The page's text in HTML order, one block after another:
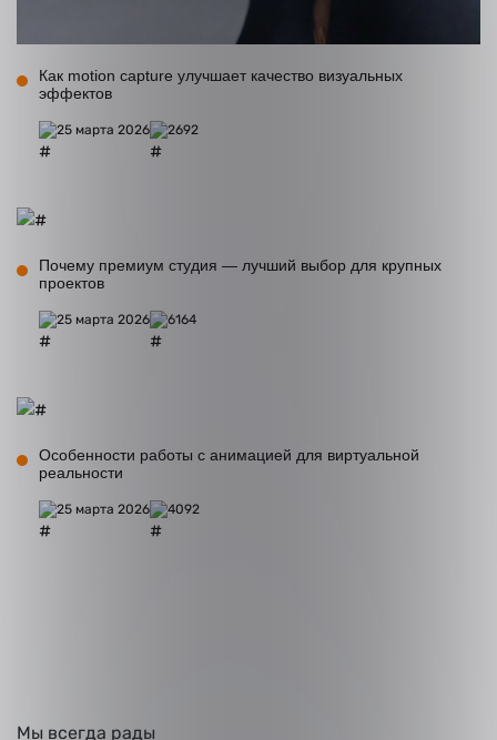
Как motion capture улучшает качество визуальных
эффектов
25 марта 2026 2692
Почему премиум студия — лучший выбор для крупных
проектов
25 марта 2026 6164
Особенности работы с анимацией для виртуальной
реальности
25 марта 2026 4092
Мы всегда рады